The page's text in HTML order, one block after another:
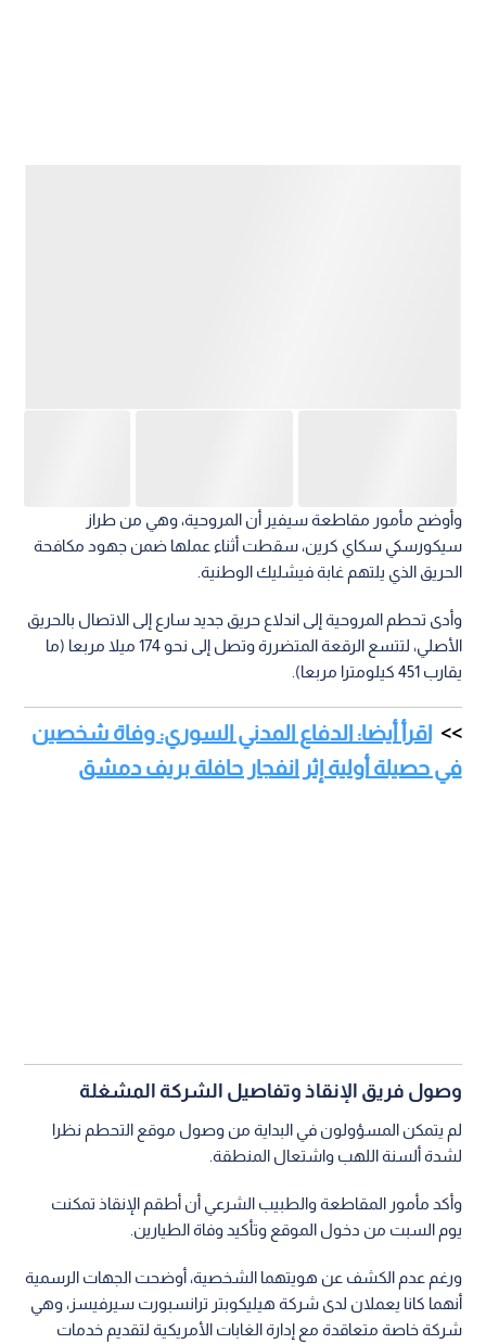
وأوضح مأمور مقاطعة سيفير أن المروحية، وهي من طراز
سيكورسكي سكاي كرين، سقطت أثناء عملها ضمن جهود مكافحة
الحريق الذي يلتهم غابة فيشليك الوطنية.
وأدى تحطم المروحية إلى اندلاع حريق جديد سارع إلى الاتصال بالحريق
الأصلي، لتتسع الرقعة المتضررة وتصل إلى نحو 174 ميلا مربعا (ما
يقارب 451 كيلومترا مربعا).
اقرأ أيضا: الدفاع المدني السوري: وفاة شخصين
في حصيلة أولية إثر انفجار حافلة بريف دمشق
وصول فريق الإنقاذ وتفاصيل الشركة المشغلة
لم يتمكن المسؤولون في البداية من وصول موقع التحطم نظرا
لشدة ألسنة اللهب واشتعال المنطقة.
وأكد مأمور المقاطعة والطبيب الشرعي أن أطقم الإنقاذ تمكنت
يوم السبت من دخول الموقع وتأكيد وفاة الطيارين.
ورغم عدم الكشف عن هويتهما الشخصية، أوضحت الجهات الرسمية
أنهما كانا يعملان لدى شركة هيليكوبتر ترانسبورت سيرفيسز، وهي
شركة خاصة متعاقدة مع إدارة الغابات الأمريكية لتقديم خدمات